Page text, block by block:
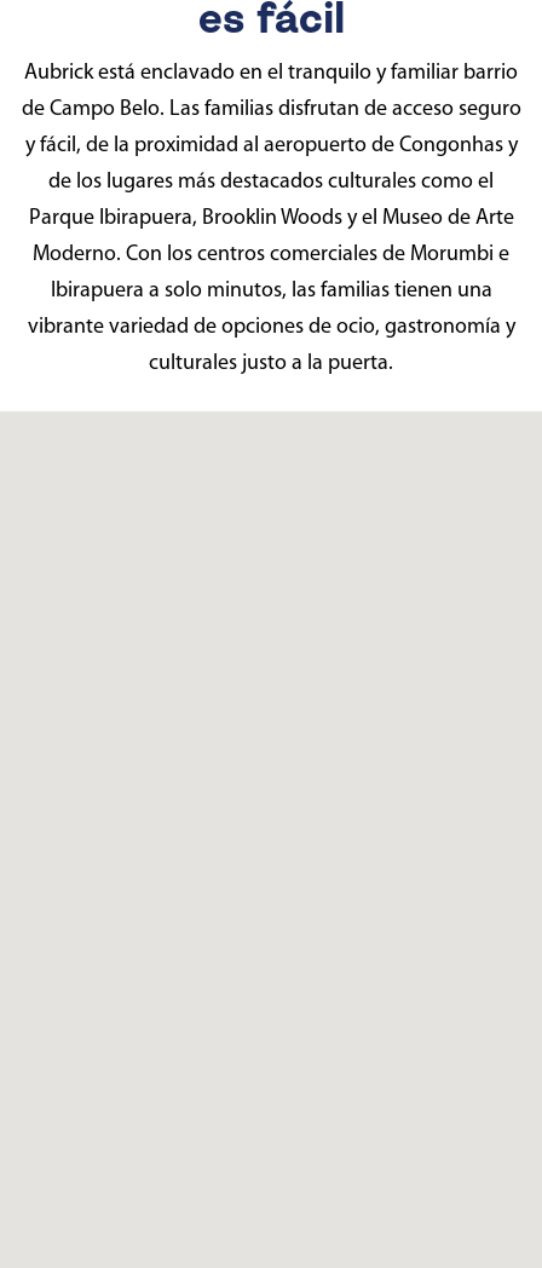
es fácil
Aubrick está enclavado en el tranquilo y familiar barrio
de Campo Belo. Las familias disfrutan de acceso seguro
y fácil, de la proximidad al aeropuerto de Congonhas y
de los lugares más destacados culturales como el
Parque Ibirapuera, Brooklin Woods y el Museo de Arte
Moderno. Con los centros comerciales de Morumbi e
Ibirapuera a solo minutos, las familias tienen una
vibrante variedad de opciones de ocio, gastronomía y
culturales justo a la puerta.